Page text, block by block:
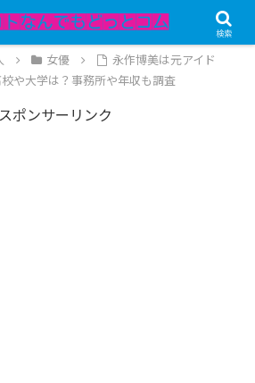
。
女優
永作博美は元アイド
や大学は？事務所や年収も調査
スポンサーリンク
検索